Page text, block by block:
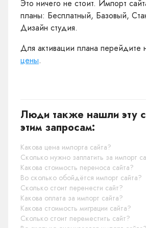
Это ничего не стоит. Импорт
планы: Бесплатный, Базовый,
Дизайн студия.
Для активации плана перейдите
цены.
Люди также нашли эту
этим запросам:
Какова цена импорта сайта?
Сколько нужно заплатить за импорт
Какова стоимость переноса сайта?
Во сколько обойдётся импорт сайта?
Сколько стоит перенести сайт?
Какова оплата за импорт сайта?
Какова стоимость миграции сайта?
Сколько стоит переместить сайт?